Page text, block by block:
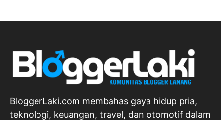
BloggerLaki.com membahas gaya hidup pria,
teknologi, keuangan, travel, dan otomotif dalam